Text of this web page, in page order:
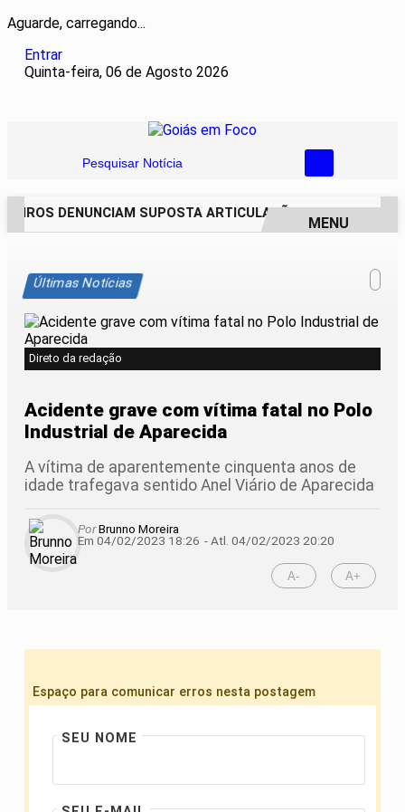
Aguarde, carregando...
Entrar
Quinta-feira, 06 de Agosto 2026
Pesquisar Notícia
DENUNCIAM SUPOSTA ARTICULAÇÃO PARA
MENU
Últimas Notícias
Direto da redação
Acidente grave com vítima fatal no Polo
Industrial de Aparecida
A vítima de aparentemente cinquenta anos de
idade trafegava sentido Anel Viário de Aparecida
PorBrunno Moreira
Em 04/02/2023 18:26 - Atl. 04/02/2023 20:20
A- A+
Espaço para comunicar erros nesta postagem
SEU NOME